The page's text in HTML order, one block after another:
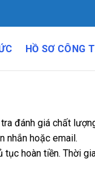
HỒ SƠ CÔNG
đánh giá chất
nhắn hoặc email.
hoàn tiền. Thời